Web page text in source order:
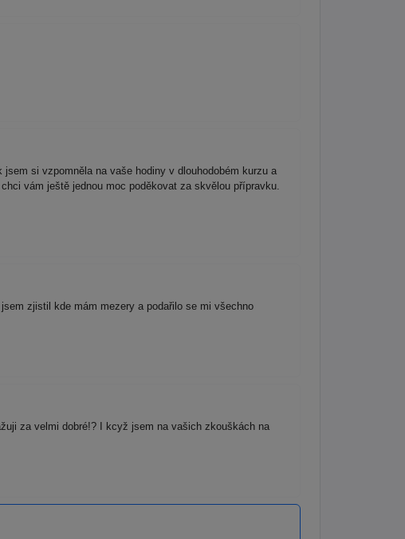
si vzpomněla na vaše hodiny v dlouhodobém kurzu a
vám ještě jednou moc poděkovat za skvělou přípravku.
zjistil kde mám mezery a podařilo se mi všechno
za velmi dobré!? I kcyž jsem na vašich zkouškách na